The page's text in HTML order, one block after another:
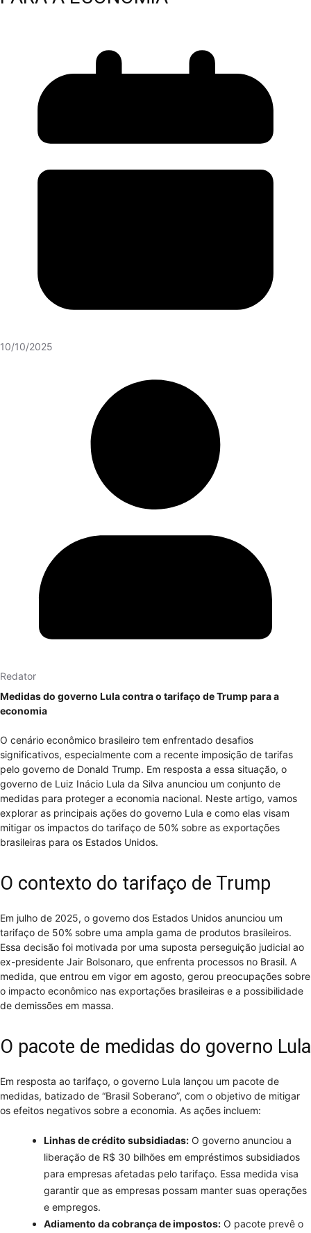
10/10/2025
Redator
Medidas do governo Lula contra o tarifaço de Trump para a
economia
O cenário econômico brasileiro tem enfrentado desafios
significativos, especialmente com a recente imposição de tarifas
pelo governo de Donald Trump. Em resposta a essa situação, o
governo de Luiz Inácio Lula da Silva anunciou um conjunto de
medidas para proteger a economia nacional. Neste artigo, vamos
explorar as principais ações do governo Lula e como elas visam
mitigar os impactos do tarifaço de 50% sobre as exportações
brasileiras para os Estados Unidos.
O contexto do tarifaço de Trump
Em julho de 2025, o governo dos Estados Unidos anunciou um
tarifaço de 50% sobre uma ampla gama de produtos brasileiros.
Essa decisão foi motivada por uma suposta perseguição judicial ao
ex-presidente Jair Bolsonaro, que enfrenta processos no Brasil. A
medida, que entrou em vigor em agosto, gerou preocupações sobre
o impacto econômico nas exportações brasileiras e a possibilidade
de demissões em massa.
O pacote de medidas do governo Lula
Em resposta ao tarifaço, o governo Lula lançou um pacote de
medidas, batizado de “Brasil Soberano”, com o objetivo de mitigar
os efeitos negativos sobre a economia. As ações incluem:
Linhas de crédito subsidiadas: O governo anunciou a
liberação de R$ 30 bilhões em empréstimos subsidiados
para empresas afetadas pelo tarifaço. Essa medida visa
garantir que as empresas possam manter suas operações
e empregos.
Adiamento da cobrança de impostos: O pacote prevê o